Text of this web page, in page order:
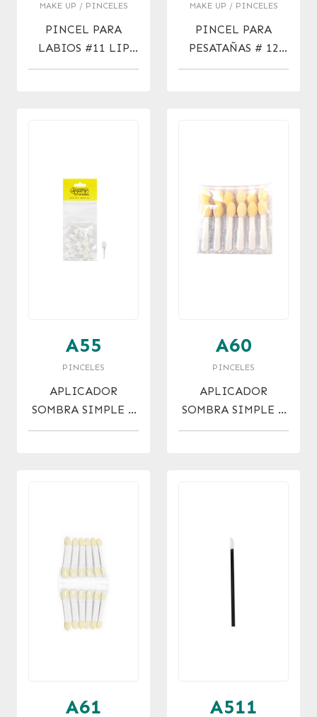
MAKE UP / PINCELES
PINCEL PARA
LABIOS #11 LIP
TRACE
MAKE UP / PINCELES
PINCEL PARA
PESATAÑAS # 12
EYELASH BRUSH
A55
PINCELES
APLICADOR
SOMBRA SIMPLE X
24 U.
A60
PINCELES
APLICADOR
SOMBRA SIMPLE X
12 U.
A61 A511